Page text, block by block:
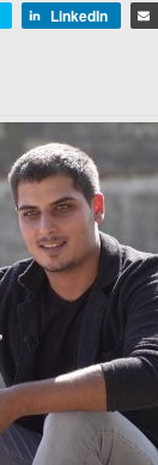
LinkedIn